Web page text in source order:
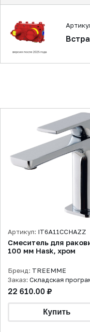
Артикул: IT6A11CCHAZZ
Смеситель для
100 мм Hask, хром
Бренд: TREEMME
Заказ: Складская
22 610.00 ₽